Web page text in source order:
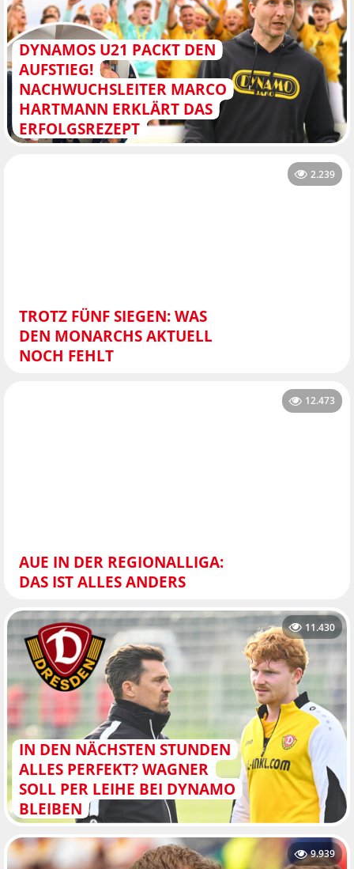
DYNAMOS U21 PACKT DEN
AUFSTIEG!
NACHWUCHSLEITER MARCO
HARTMANN ERKLÄRT DAS
ERFOLGSREZEPT
TROTZ FÜNF SIEGEN: WAS
DEN MONARCHS AKTUELL
NOCH FEHLT
2.239
AUE IN DER REGIONALLIGA:
DAS IST ALLES ANDERS
12.473
IN DEN NÄCHSTEN STUNDEN
ALLES PERFEKT? WAGNER
SOLL PER LEIHE BEI DYNAMO
BLEIBEN
11.430
9.939